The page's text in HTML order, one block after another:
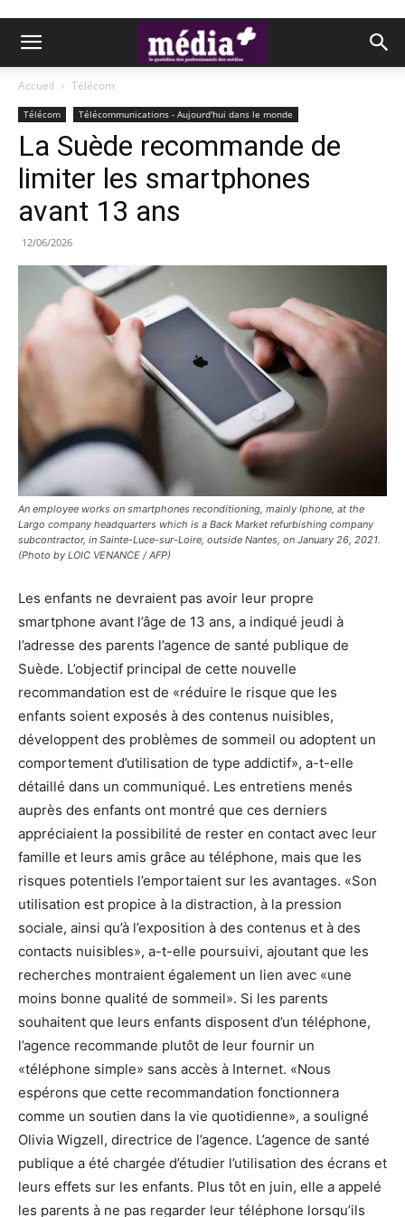
Accueil Télécom
Télécom Télécommunications - Aujourd'hui dans le monde
La Suède recommande de
limiter les smartphones
avant 13 ans
12/06/2026
An employee works on smartphones reconditioning, mainly Iphone, at the
Largo company headquarters which is a Back Market refurbishing company
subcontractor, in Sainte-Luce-sur-Loire, outside Nantes, on January 26, 2021.
(Photo by LOIC VENANCE / AFP)
Les enfants ne devraient pas avoir leur propre
smartphone avant l’âge de 13 ans, a indiqué jeudi à
l’adresse des parents l’agence de santé publique de
Suède. L’objectif principal de cette nouvelle
recommandation est de «réduire le risque que les
enfants soient exposés à des contenus nuisibles,
développent des problèmes de sommeil ou adoptent un
comportement d’utilisation de type addictif», a-t-elle
détaillé dans un communiqué. Les entretiens menés
auprès des enfants ont montré que ces derniers
appréciaient la possibilité de rester en contact avec leur
famille et leurs amis grâce au téléphone, mais que les
risques potentiels l’emportaient sur les avantages. «Son
utilisation est propice à la distraction, à la pression
sociale, ainsi qu’à l’exposition à des contenus et à des
contacts nuisibles», a-t-elle poursuivi, ajoutant que les
recherches montraient également un lien avec «une
moins bonne qualité de sommeil». Si les parents
souhaitent que leurs enfants disposent d’un téléphone,
l’agence recommande plutôt de leur fournir un
«téléphone simple» sans accès à Internet. «Nous
espérons que cette recommandation fonctionnera
comme un soutien dans la vie quotidienne», a souligné
Olivia Wigzell, directrice de l’agence. L’agence de santé
publique a été chargée d’étudier l’utilisation des écrans et
leurs effets sur les enfants. Plus tôt en juin, elle a appelé
les parents à ne pas regarder leur téléphone lorsqu’ils